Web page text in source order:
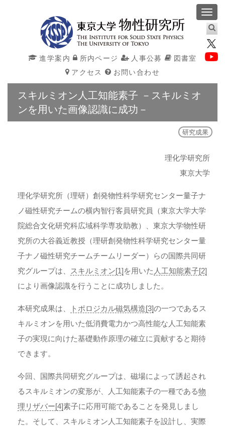
進学案内 所内ページ 人事公募
図書室
アクセス
お問い合わせ
スキルミオン人工知能素子 －スキルミオ
ンを用いた画像認識に成功－
研究成果
理化学研究所
東京大学
理化学研究所（理研）創発物性科学研究センター量子ナ
ノ磁性研究チームの横内智行客員研究員（東京大学大学
院総合文化研究科広域科学専攻助教）、東京大学物性研
究所の大谷義近教授（理研創発物性科学研究センター量
子ナノ磁性研究チームチームリーダー）らの国際共同研
究グループは、
スキルミオン[1]を用いた 人工知能素子[2]
により画像認識を行うことに成功しました。
本研究成果は、 トポロジカル磁気構造[3]の一つであるス
キルミオンを用いた低消費電力かつ高性能な人工知能素
子の実現に向けた基礎動作原理の確立に貢献すると期待
できます。
今回、国際共同研究グループは、磁場によって誘起され
るスキルミオンの変形が、人工知能素子の一種である物
理リザバー[4]素子に応用可能であることを発見しまし
た。そして、スキルミオン人工知能素子を設計し、実際